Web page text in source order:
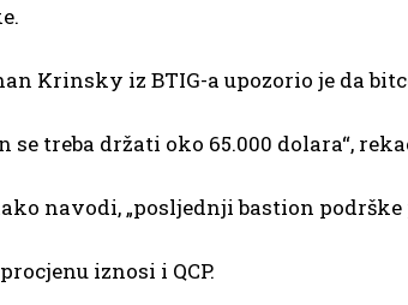
Krinsky iz BTIG-a upozorio je da
se treba držati oko 65.000 dolara“,
navodi, „posljednji bastion
iznosi i QCP.